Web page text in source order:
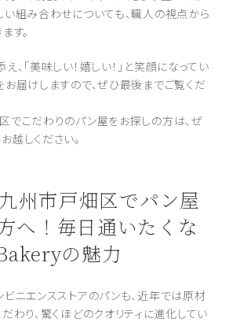
組み合わせについても、職人の視点から
す。
、「美味しい！嬉しい！」と笑顔になってい
届けしますので、ぜひ最後までご覧くだ
でこだわりのパン屋をお探しの方は、ぜ
しください。
州市戸畑区でパン屋
へ！毎日通いたくな
の魅力
ニエンスストアのパンも、近年では原材
わり、驚くほどのクオリティに進化してい